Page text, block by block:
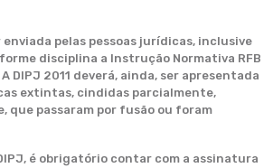
enviada pelas pessoas jurídicas, inclusive
disciplina a Instrução Normativa RFB
A DIPJ 2011 deverá, ainda, ser apresentada
extintas, cindidas parcialmente,
que passaram por fusão ou foram
é obrigatório contar com a assinatura